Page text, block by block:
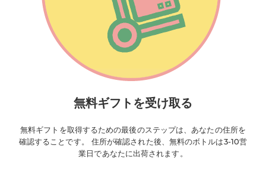
無料ギフトを受け取る
無料ギフトを取得するための最後のステップは、あなたの住所を
確認することです。 住所が確認された後、無料のボトルは3-10営
業日であなたに出荷されます。